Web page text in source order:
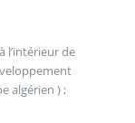
l’intérieur de
algérien ) ;